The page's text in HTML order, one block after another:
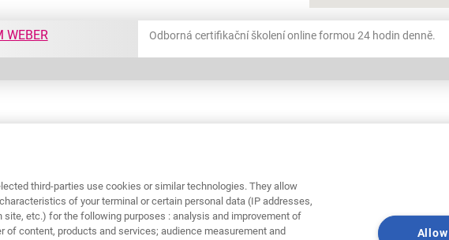
WEBER Odborná certifikační školení online formou 24 hodin denně.
Vítejte v
third-parties use cookies or similar technologies. They allow
of your terminal or certain personal data (IP addresses,
site, etc.) for the following purposes : analysis and improvement of
of content, products and services; audience measurement and